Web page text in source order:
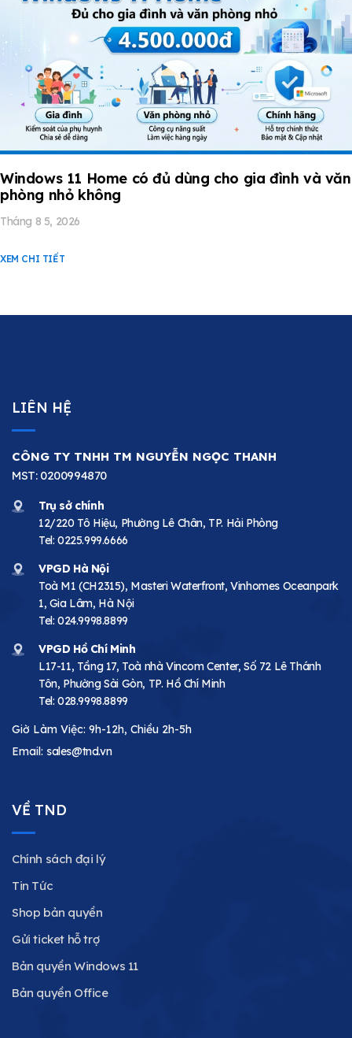
Windows 11 Home có đủ dùng cho gia đình và văn
phòng nhỏ không
Tháng 8 5, 2026
XEM CHI TIẾT
LIÊN HỆ
CÔNG TY TNHH TM NGUYỄN NGỌC THANH
MST: 0200994870
Trụ sở chính
12/220 Tô Hiệu, Phường Lê Chân, TP. Hải Phòng
Tel: 0225.999.6666
VPGD Hà Nội
Toà M1 (CH2315), Masteri Waterfront, Vinhomes Oceanpark
1, Gia Lâm, Hà Nội
Tel: 024.9998.8899
VPGD Hồ Chí Minh
L17-11, Tầng 17, Toà nhà Vincom Center, Số 72 Lê Thánh
Tôn, Phường Sài Gòn, TP. Hồ Chí Minh
Tel: 028.9998.8899
Giờ Làm Việc: 9h-12h, Chiều 2h-5h
Email: sales@tnd.vn
VỀ TND
Chính sách đại lý
Tin Tức
Shop bản quyền
Gửi ticket hỗ trợ
Bản quyền Windows 11
Bản quyền Office